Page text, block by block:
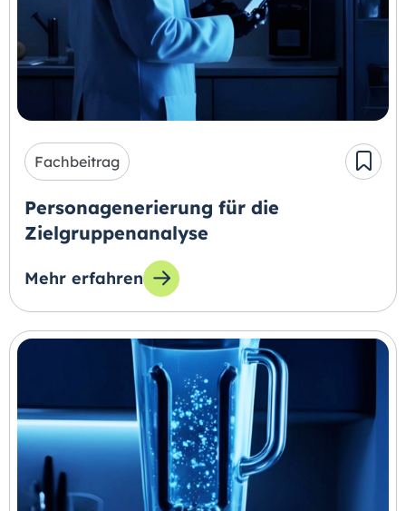
Fachbeitrag
Personagenerierung für die
Zielgruppenanalyse
Mehr erfahren
zum Thema: Personagenerierung für die